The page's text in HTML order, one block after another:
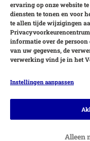
Betaalmethoden
ervaring op onze website
diensten te tonen en voor
te allen tijde wijzigingen
informatie over de
van uw gegevens, de
verwerking vind je in het
Instellingen aanpassen
Alleen